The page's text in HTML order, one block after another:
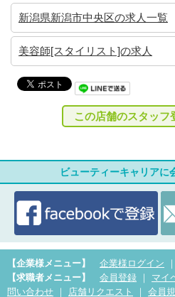
新潟県新潟市中央区の求人一覧
美容師[スタイリスト]の求人
この店舗のスタッフ
ビューティーキャリアに
【企業様メニュー】 企業様ログイン ｜
【求職者メニュー】
会員登録 ｜ マイ
問い合わせ ｜ 店舗リクエスト ｜ 会員